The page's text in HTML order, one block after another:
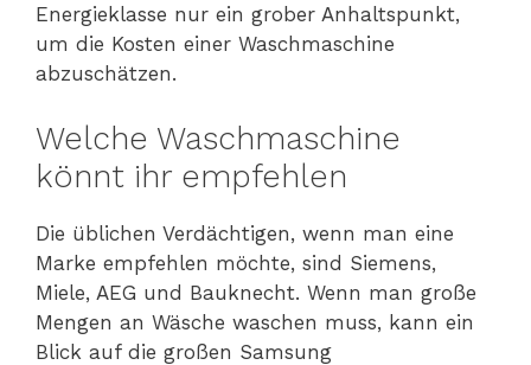
Energieklasse nur ein grober Anhaltspunkt,
um die Kosten einer Waschmaschine
abzuschätzen.
Welche Waschmaschine
könnt ihr empfehlen
Die üblichen Verdächtigen, wenn man eine
Marke empfehlen möchte, sind Siemens,
Miele, AEG und Bauknecht. Wenn man große
Mengen an Wäsche waschen muss, kann ein
Blick auf die großen Samsung